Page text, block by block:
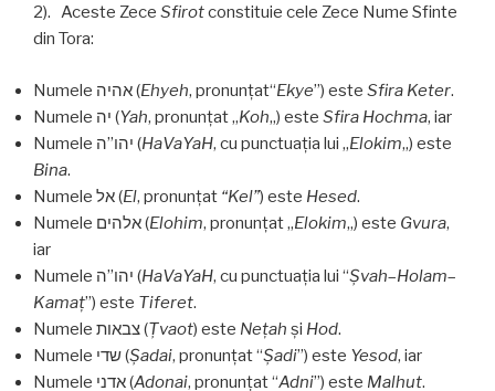
2). Aceste Zece Sfirotconstituie cele Zece Nume Sfinte
din Tora:
Numele אהיה(Ehyeh, pronunţat“Ekye”) este Sfira Keter.
Numele יה (Yah, pronunțat „Koh„) este Sfira Hochma, iar
Numele יהו”ה (HaVaYaH, cu punctuaţia lui „Elokim„) este
Bina.
Numele אל (El, pronunţat “Kel”) este Hesed.
Numele אלהים (Elohim, pronunţat „Elokim„) este Gvura,
iar
Numele יהו”ה (HaVaYaH, cu punctuaţia lui “Şvah–Holam–
Kamaţ”) este Tiferet.
Numele צבאות (Ţvaot) este Neţah și Hod.
Numele שדי (Şadai, pronunţat “Şadi”) este Yesod, iar
Numele אדני (Adonai, pronunţat “Adni”) este Malhut.